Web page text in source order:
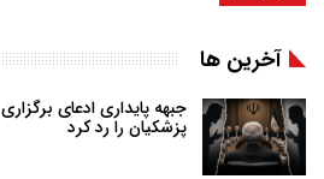
آخرین ها
جبهه پایداری ادعای
پزشکیان را رد کرد